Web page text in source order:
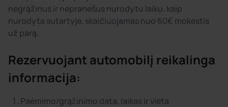
negrąžinus ir nepranešus nurodytu laiku, kaip
nurodyta sutartyje, skaičiuojamas nuo 60€ mokestis
už parą.
Rezervuojant automobilį reikalinga
informacija:
Paėmimo/grąžinimo data, laikas ir vieta